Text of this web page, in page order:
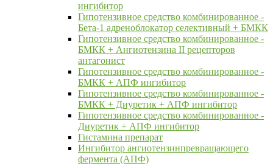
ингибитор
Гипотензивное средство комбинированное -
Бета-1 адреноблокатор селективный + БМКК
Гипотензивное средство комбинированное -
БМКК + Ангиотензина II рецепторов
антагонист
Гипотензивное средство комбинированное -
БМКК + АПФ ингибитор
Гипотензивное средство комбинированное -
БМКК + Диуретик + АПФ ингибитор
Гипотензивное средство комбинированное -
Диуретик + АПФ ингибитор
Гистамина препарат
Ингибитор ангиотензинпревращающего
фермента (АПФ)